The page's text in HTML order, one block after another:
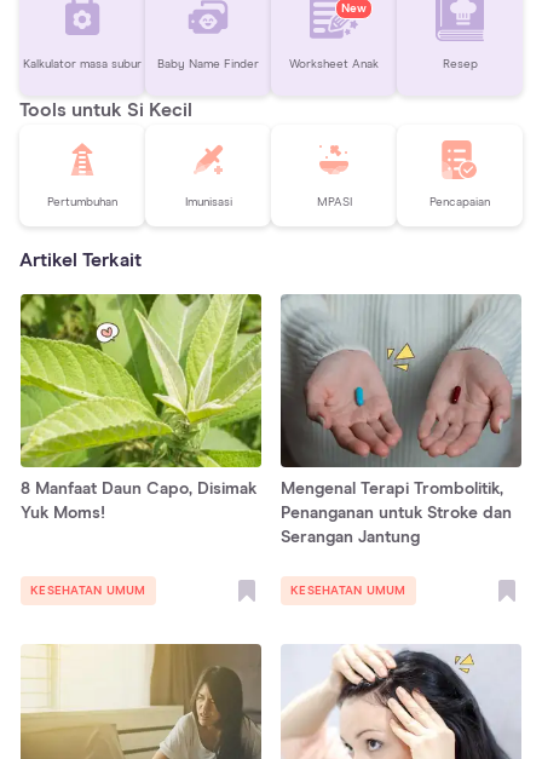
Kalkulator masa subur Baby Name Finder
New
Worksheet Anak Resep
Tools untuk Si Kecil
Pertumbuhan Imunisasi MPASI Pencapaian
Artikel Terkait
8 Manfaat Daun Capo, Disimak
Yuk Moms!
KESEHATAN UMUM
Mengenal Terapi Trombolitik,
Penanganan untuk Stroke dan
Serangan Jantung
KESEHATAN UMUM